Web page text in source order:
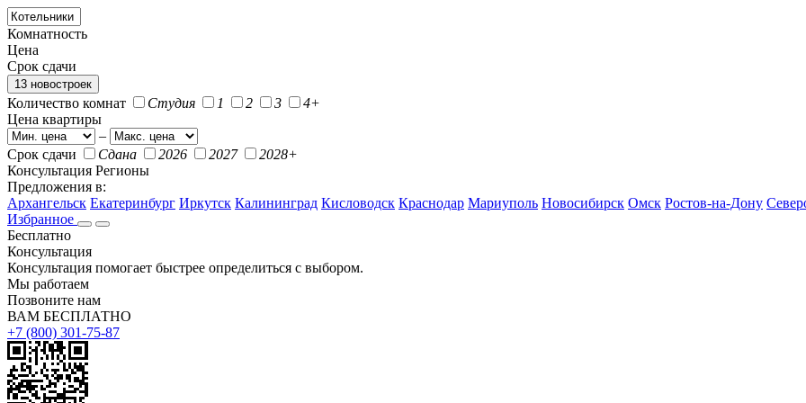
Комнатность
Цена
Срок сдачи
13 новостроек
Количество комнат Студия 1 2 3
4+
Цена квартиры
–
Срок сдачи
Сдана 2026 2027
2028+
Консультация Регионы
Предложения в:
Архангельск Екатеринбург Иркутск Калининград Кисловодск Краснодар Мариуполь Новосибирск Омск Ростов-на-Дону
Избранное
Бесплатно
Консультация
Консультация помогает быстрее определиться с выбором.
Мы работаем
Позвоните нам
ВАМ БЕСПЛАТНО
+7 (800) 301-75-87